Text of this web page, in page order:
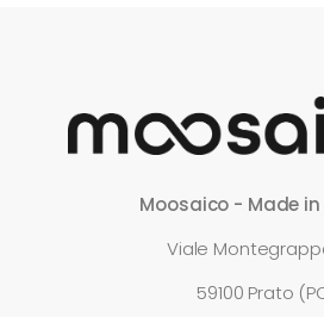
Moosaico - Made in
Viale
59100 Prato